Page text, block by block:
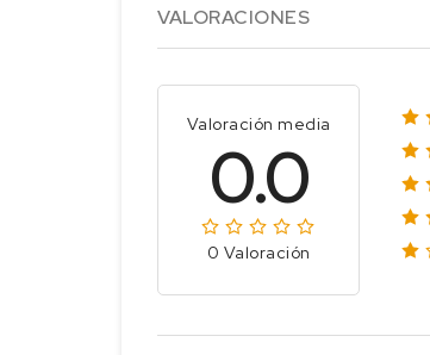
VALORACIONES
Valoración media
0.0
0 Valoración